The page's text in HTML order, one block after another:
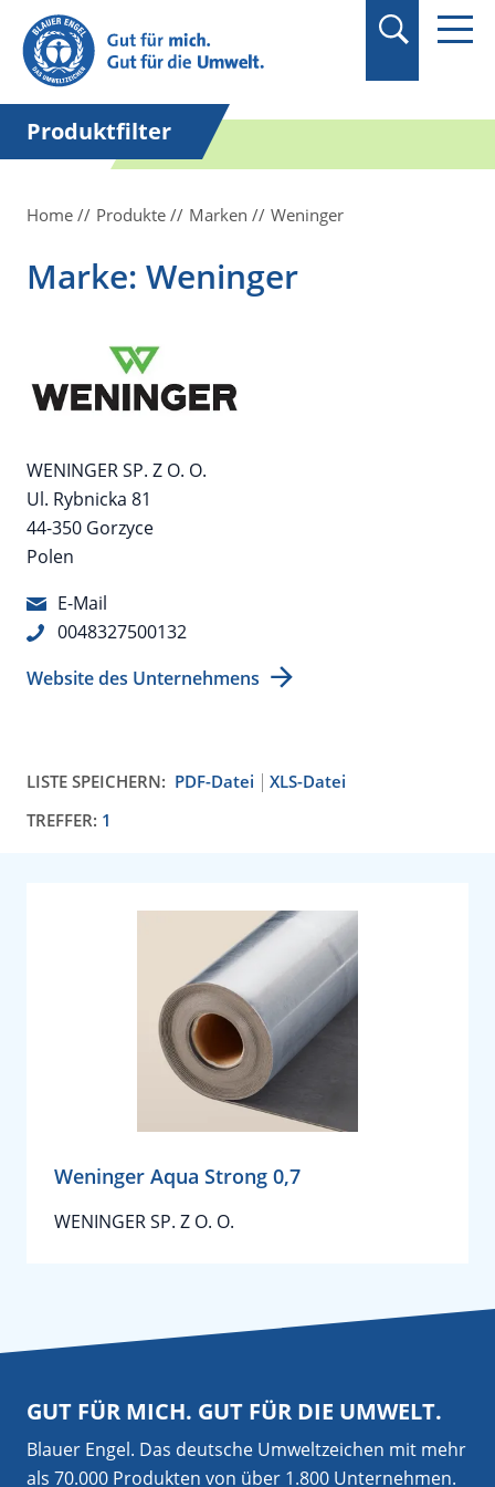
Suchbegriff in
Anführungszeichen
setzen.
Produktfilter
Home Produkte Marken Weninger
Marke: Weninger
WENINGER SP. Z O. O.
Ul. Rybnicka 81
44-350 Gorzyce
Polen
E-Mail
0048327500132
Website des Unternehmens
LISTE SPEICHERN: PDF-Datei
XLS-Datei
TREFFER: 1
Weninger Aqua Strong 0,7
WENINGER SP. Z O. O.
GUT FÜR MICH. GUT FÜR DIE UMWELT.
Blauer Engel. Das deutsche Umweltzeichen mit mehr
als 70.000 Produkten von über 1.800 Unternehmen.